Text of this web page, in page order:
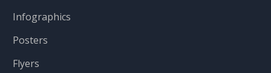
Infographics
Posters
Flyers